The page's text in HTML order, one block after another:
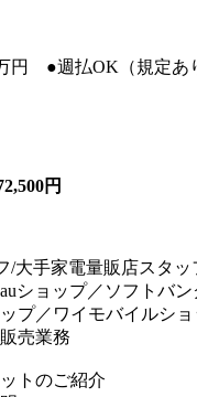
円 ●週払OK（規定あ
円
/大手家電量販店スタッ
ショップ／ソフトバ
プ／ワイモバイルシ
売業務
トのご紹介